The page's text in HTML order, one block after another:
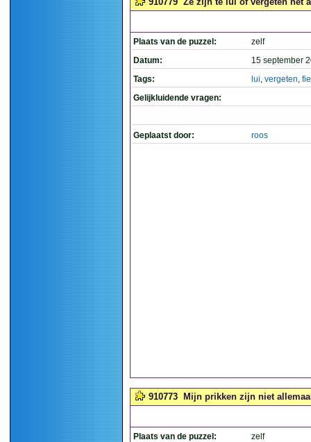
Plaats van de puzzel:
zelf
Datum:
15 september
Tags:
lui, vergeten,
Gelijkluidende vragen:
Geplaatst door: roos
910773 Mijn prikken zijn niet
Plaats van de puzzel:
zelf